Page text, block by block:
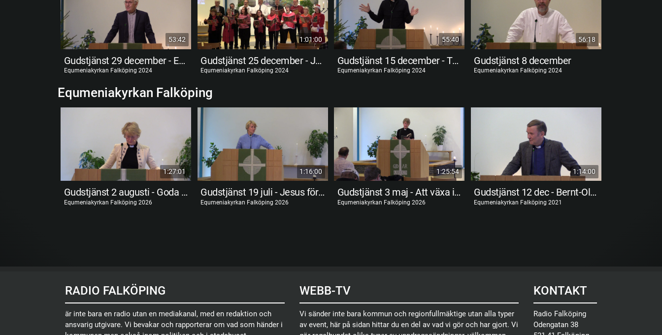
53:42
Gudstjänst 29 december - Efter Jul
Equmeniakyrkan Falköping 2024
1:01:00
Gudstjänst 25 december - Juldagen
Equmeniakyrkan Falköping 2024
55:40
Gudstjänst 15 december - Torbjörn Lantz
Equmeniakyrkan Falköping 2024
56:18
Gudstjänst 8 december
Equmeniakyrkan Falköping 2024
Equmeniakyrkan Falköping
1:27:01
Gudstjänst 2 augusti - Goda förvaltare
Equmeniakyrkan Falköping 2026
1:16:00
Gudstjänst 19 juli - Jesus förhärligad
Equmeniakyrkan Falköping 2026
1:25:54
Gudstjänst 3 maj - Att växa i tro
Equmeniakyrkan Falköping 2026
1:14:00
Gudstjänst 12 dec - Bernt-Olof Jonasson
Equmeniakyrkan Falköping 2021
RADIO FALKÖPING
är inte bara en radio utan en mediakanal, med en redaktion och
ansvarig utgivare. Vi bevakar och rapporterar om vad som händer i
WEBB-TV
Vi sänder inte bara kommun och regionfullmäktige utan alla typer
av event, här på sidan hittar du en del av vad vi gör och har gjort. Vi
KONTAKT
Radio Falköping
Odengatan 38